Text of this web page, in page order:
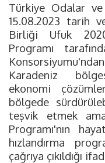
Türkiye Odalar
15.08.2023 tarih
Birliği Ufuk
Programı
Karadeniz
ekonomi
bölgede
teşvik etmek
Programı'nın
hızlandırma
çağrıya çıkıldığı